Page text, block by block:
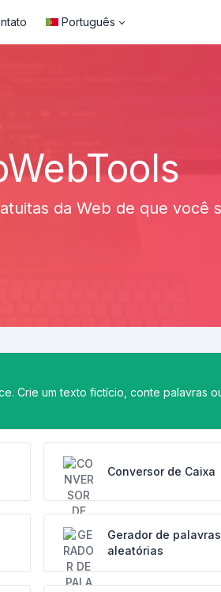
Português
da Web de que você
Crie um texto fictício, conte palavras
Conversor de Caixa
Gerador de palavras
aleatórias